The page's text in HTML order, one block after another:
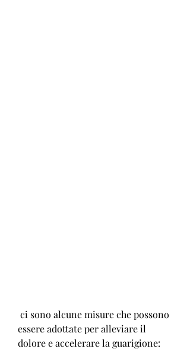
essere adottate per alleviare il
dolore e accelerare la guarigione: